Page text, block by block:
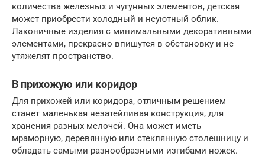
количества железных и чугунных элементов, детская
может приобрести холодный и неуютный облик.
Лаконичные изделия с минимальными декоративными
элементами, прекрасно впишутся в обстановку и не
утяжелят пространство.
В прихожую или коридор
Для прихожей или коридора, отличным решением
станет маленькая незатейливая конструкция, для
хранения разных мелочей. Она может иметь
мраморную, деревянную или стеклянную столешницу и
обладать самыми разнообразными изгибами ножек.